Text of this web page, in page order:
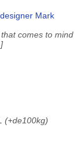
Mark
comes to mind
(+de100kg)